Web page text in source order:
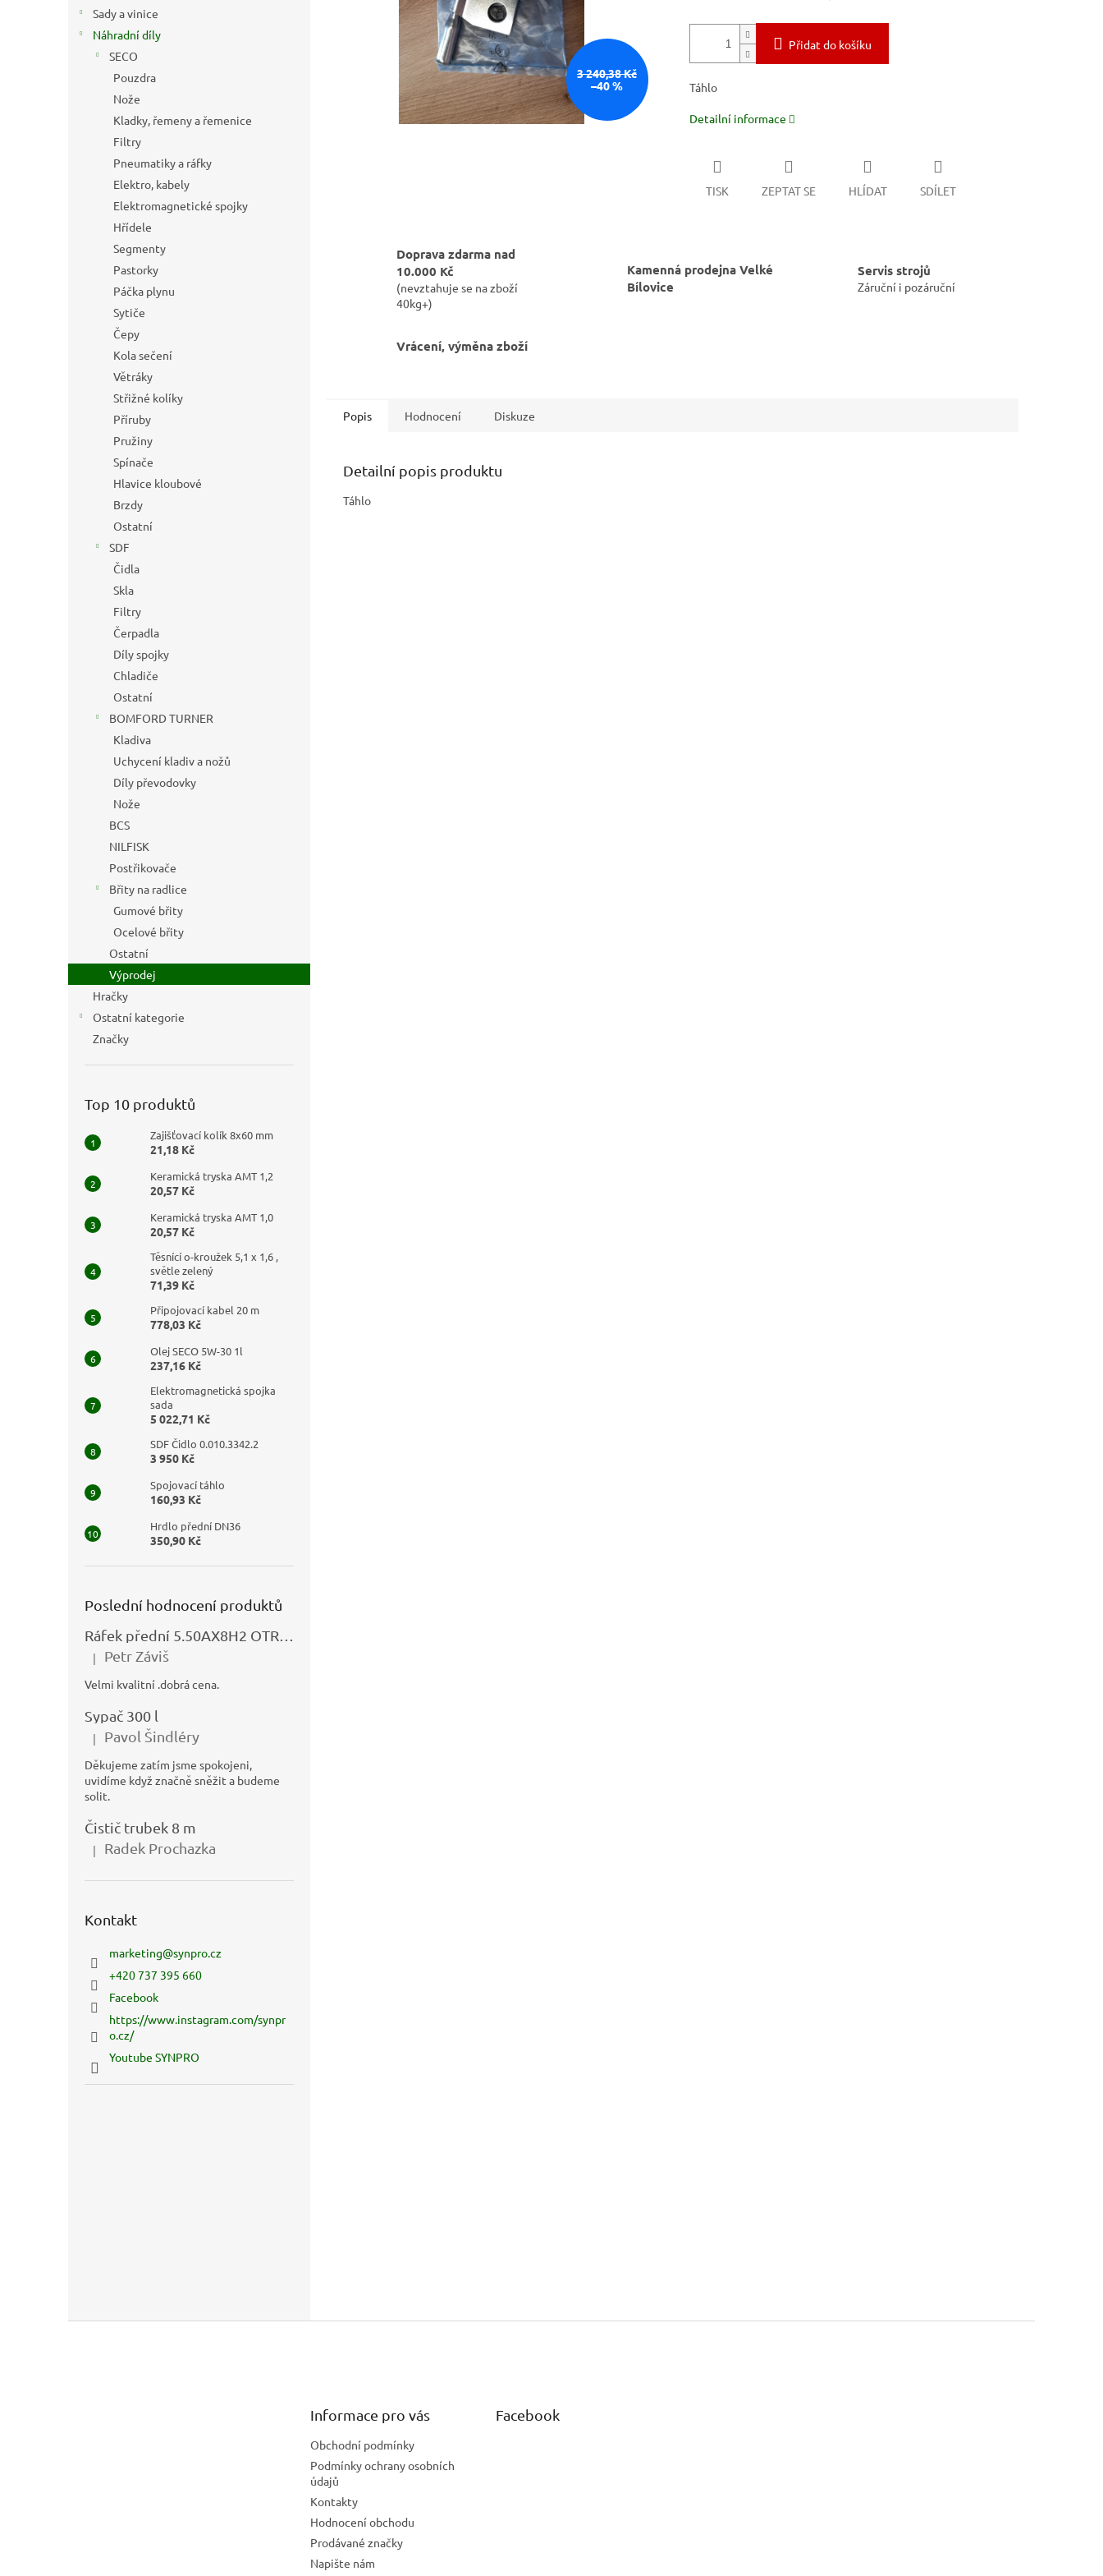
Sady a vinice
Náhradní díly
SECO
Pouzdra
Nože
Kladky, řemeny a řemenice
Filtry
Pneumatiky a ráfky
Elektro, kabely
Elektromagnetické spojky
Hřídele
Segmenty
Pastorky
Páčka plynu
Sytiče
Čepy
Kola sečení
Větráky
Střižné kolíky
Příruby
Pružiny
Spínače
Hlavice kloubové
Brzdy
Ostatní
SDF
Čidla
Skla
Filtry
Čerpadla
Díly spojky
Chladiče
Ostatní
BOMFORD TURNER
Kladiva
Uchycení kladiv a nožů
Díly převodovky
Nože
BCS
NILFISK
Postřikovače
Břity na radlice
Gumové břity
Ocelové břity
Ostatní
Výprodej
Hračky
Ostatní kategorie
Značky
Top 10 produktů
Zajišťovací kolík 8x60 mm
21,18 Kč
Keramická tryska AMT 1,2
20,57 Kč
Keramická tryska AMT 1,0
20,57 Kč
Těsnící o-kroužek 5,1 x 1,6 ,
světle zelený
71,39 Kč
Připojovací kabel 20 m
778,03 Kč
Olej SECO 5W-30 1l
237,16 Kč
Elektromagnetická spojka
sada
5 022,71 Kč
SDF Čidlo 0.010.3342.2
3 950 Kč
Spojovací táhlo
160,93 Kč
Hrdlo přední DN36
350,90 Kč
Poslední hodnocení produktů
Hodnocení produktu je 5 z 5 hvězdiček.
| Petr Záviš
Velmi kvalitní .dobrá cena.
Sypač 300 l
Hodnocení produktu je 5 z 5 hvězdiček.
| Pavol Šindléry
Děkujeme zatím jsme spokojeni,
uvidíme když značně sněžit a budeme
solit.
Čistič trubek 8 m
Hodnocení produktu je 5 z 5 hvězdiček.
| Radek Prochazka
Kontakt
marketing@synpro.cz
+420 737 395 660
Facebook
https://www.instagram.com/synpr
o.cz/
Youtube SYNPRO
3 240,38 Kč
–40 %
Přidat do košíku
Táhlo
Detailní informace
TISK ZEPTAT SE HLÍDAT SDÍLET
Doprava zdarma nad
10.000 Kč
(nevztahuje se na zboží
40kg+)
Kamenná prodejna Velké
Bílovice
Servis strojů
Záruční i pozáruční
Vrácení, výměna zboží
Popis Hodnocení Diskuze
Detailní popis produktu
Táhlo
Informace pro vás
Obchodní podmínky
Podmínky ochrany osobních
údajů
Kontakty
Hodnocení obchodu
Prodávané značky
Napište nám
Facebook